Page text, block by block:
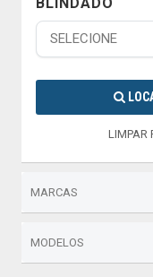
LIMPAR
MARCAS
MODELOS